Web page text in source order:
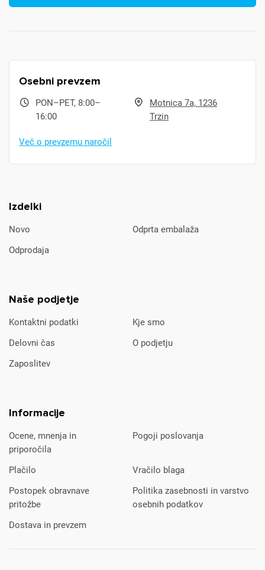
Izdelki
Novo
Odprta embalaža
Odprodaja
Naše podjetje
Kontaktni podatki
Kje smo
Delovni čas
O podjetju
Zaposlitev
Informacije
Ocene, mnenja in
priporočila
Pogoji poslovanja
Plačilo
Vračilo blaga
Postopek obravnave
pritožbe
Politika zasebnosti in varstvo
osebnih podatkov
Dostava in prevzem
Osebni prevzem
PON–PET, 8:00–
16:00
Motnica 7a, 1236
Trzin
Več o prevzemu naročil